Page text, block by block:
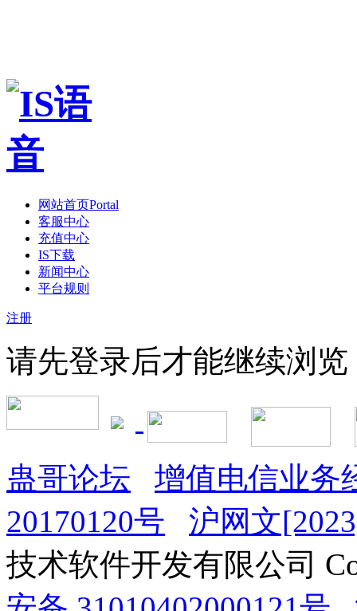
网站首页Portal
客服中心
充值中心
IS下载
新闻中心
平台规则
注册
请先登录后才能继续浏览
蛊哥论坛
增值电信业务
20170120号
沪网文
技术软件开发有限公司